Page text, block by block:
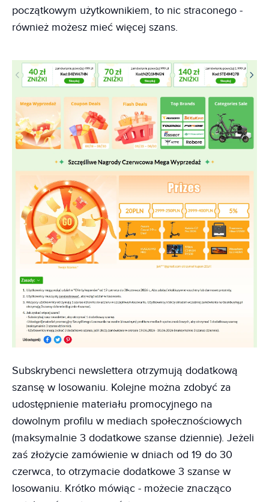
początkowym użytkownikiem, to nic straconego -
również możesz mieć więcej szans.
Subskrybenci newslettera otrzymują dodatkową
szansę w losowaniu. Kolejne można zdobyć za
udostępnienie materiału promocyjnego na
dowolnym profilu w mediach społecznościowych
(maksymalnie 3 dodatkowe szanse dziennie). Jeżeli
zaś złożycie zamówienie w dniach od 19 do 30
czerwca, to otrzymacie dodatkowe 3 szanse w
losowaniu. Krótko mówiąc - możecie znacząco